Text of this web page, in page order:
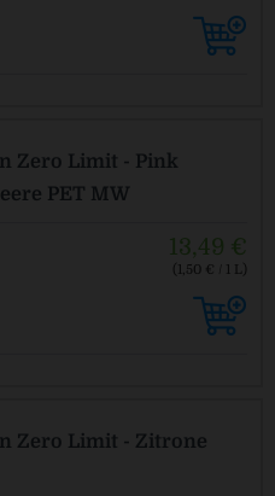
Zero Limit - Pink
PET MW
13,49 €
(1,50 € / 1 L)
Zero Limit - Zitrone